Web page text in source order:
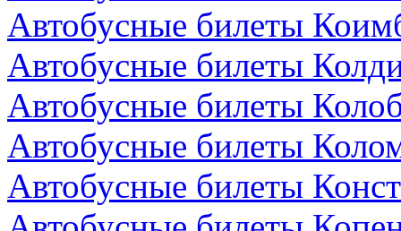
Автобусные билеты
Автобусные билеты
Автобусные билеты
Автобусные билеты
Автобусные билеты